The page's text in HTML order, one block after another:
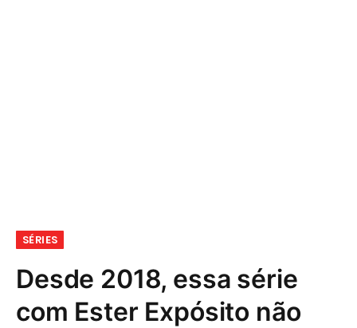
SÉRIES
Desde 2018, essa série
com Ester Expósito não